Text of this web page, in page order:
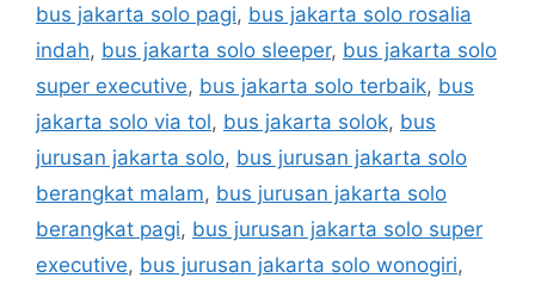
bus jakarta solo pagi, bus jakarta solo rosalia
indah, bus jakarta solo sleeper, bus jakarta solo
super executive, bus jakarta solo terbaik, bus
jakarta solo via tol, bus jakarta solok, bus
jurusan jakarta solo, bus jurusan jakarta solo
berangkat malam, bus jurusan jakarta solo
berangkat pagi, bus jurusan jakarta solo super
executive, bus jurusan jakarta solo wonogiri,